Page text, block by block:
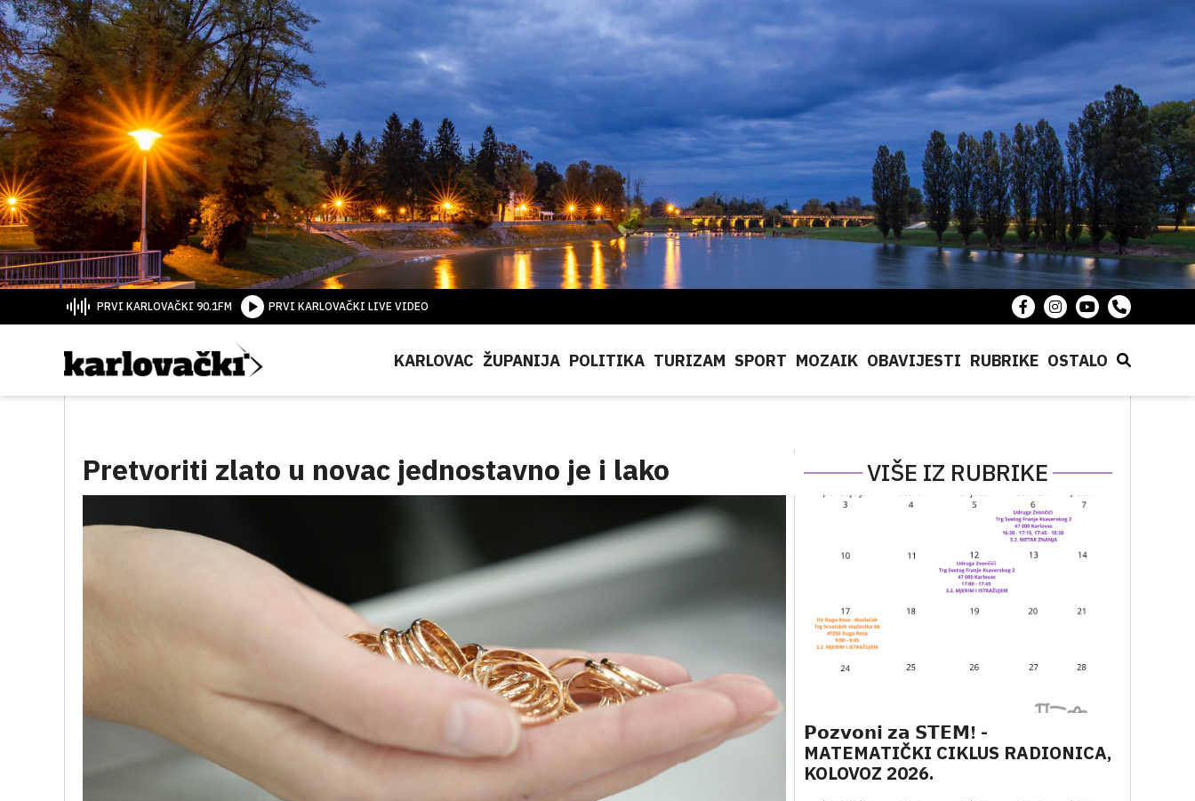
PRVI KARLOVAČKI 90.1FM PRVI KARLOVAČKI LIVE VIDEO
KARLOVAC ŽUPANIJA POLITIKA TURIZAM SPORT MOZAIK OBAVIJESTI RUBRIKE OSTALO
Pretvoriti zlato u novac jednostavno je i lako VIŠE IZ RUBRIKE
𝗣𝗼𝘇𝘃𝗼𝗻𝗶 𝘇𝗮 𝗦𝗧𝗘𝗠! -
MATEMATIČKI CIKLUS RADIONICA,
KOLOVOZ 2026.